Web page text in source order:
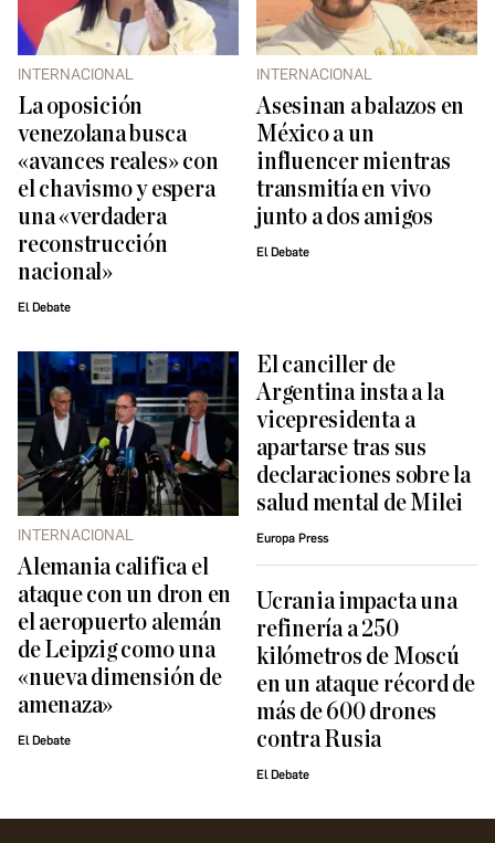
INTERNACIONAL
La oposición
venezolana busca
«avances reales» con
el chavismo y espera
una «verdadera
reconstrucción
nacional»
El Debate
INTERNACIONAL
Asesinan a balazos en
México a un
influencer mientras
transmitía en vivo
junto a dos amigos
El Debate
INTERNACIONAL
Alemania califica el
ataque con un dron en
el aeropuerto alemán
de Leipzig como una
«nueva dimensión de
amenaza»
El Debate
El canciller de
Argentina insta a la
vicepresidenta a
apartarse tras sus
declaraciones sobre la
salud mental de Milei
Europa Press
Ucrania impacta una
refinería a 250
kilómetros de Moscú
en un ataque récord de
más de 600 drones
contra Rusia
El Debate